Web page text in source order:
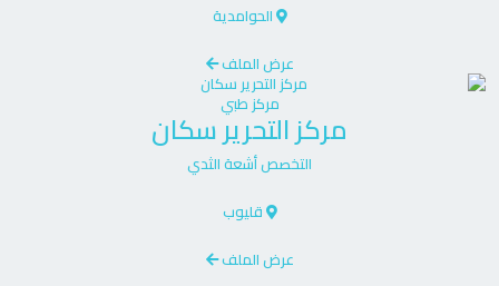
الحوامدية
عرض الملف
مركز طبي
مركزالتحرير سكان
التخصصأشعة الثدي
قليوب
عرض الملف